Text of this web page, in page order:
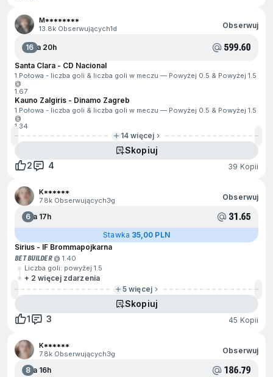
M********
13.8k Obserwujących1d Obserwuj
16Za 20h 599.60
Santa Clara - CD Nacional
1.Połowa - liczba goli & liczba goli w meczu — Powyżej 0.5 & Powyżej 1.5
@
1.67
Kauno Zalgiris - Dinamo Zagreb
1.Połowa - liczba goli & liczba goli w meczu — Powyżej 0.5 & Powyżej 1.5
@
1.34
14 więcej
Skopiuj
2
4 39 Kopii
K******
7.8k Obserwujących3g Obserwuj
6Za 17h 31.65
Stawka 35,00 PLN
Sirius - IF Brommapojkarna
BET BUILDER@ 1.40
Liczba goli: powyżej 1.5
+ 2 więcej zdarzenia
5 więcej
Skopiuj
1
3 45 Kopii
K******
7.8k Obserwujących3g Obserwuj
8Za 16h 186.79